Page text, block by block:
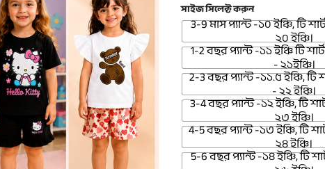
সাইজ সিলেক্ট করুন
3-9 মাস প্যান্ট -১০ ইঞ্চি, টি
২০ ইঞ্চি।
1-2 বছর প্যান্ট -১১ ইঞ্চি টি
- ২১ইঞ্চি।
2-3 বছর প্যান্ট -১১.৫ ইঞ্চি, টি
- ২২ ইঞ্চি।
3-4 বছর প্যান্ট -১২ ইঞ্চি, টি
২৩ ইঞ্চি।
4-5 বছর প্যান্ট -১৩ ইঞ্চি, টি
২৪ ইঞ্চি।
5-6 বছর প্যান্ট -১৪ ইঞ্চি, টি